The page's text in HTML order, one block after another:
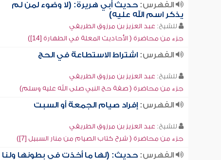
الفهرس:حديث أبي هريرة: (لا وضوء لمن لم
يذكر اسم الله عليه)
للشيخ: عبد العزيز بن مرزوق الطريفي
جزء من محاضرة ( الأحاديث المعلة في الطهارة [14])
الفهرس:اشتراط الاستطاعة في الحج
للشيخ: عبد العزيز بن مرزوق الطريفي
جزء من محاضرة ( صفة حج النبي صلى الله عليه وسلم)
الفهرس:إفراد صيام الجمعة أو السبت
للشيخ: عبد العزيز بن مرزوق الطريفي
جزء من محاضرة ( شرح كتاب الصيام من منار السبيل [7])
الفهرس:حديث: (لها ما أخذت في بطونها ولنا